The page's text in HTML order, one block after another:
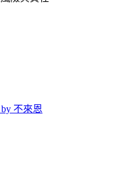
by 不來恩